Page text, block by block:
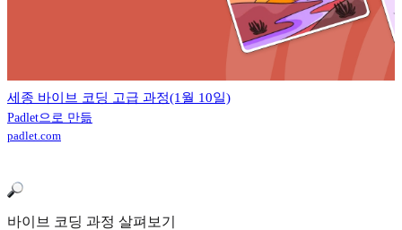
세종 바이브 코딩 고급 과정(1월 10일)
Padlet으로 만듦
padlet.com
바이브 코딩 과정 살펴보기